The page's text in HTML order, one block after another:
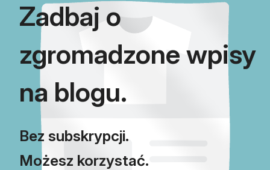
Zadbaj o
zgromadzone wpisy
na blogu.
Bez subskrypcji.
Możesz korzystać.